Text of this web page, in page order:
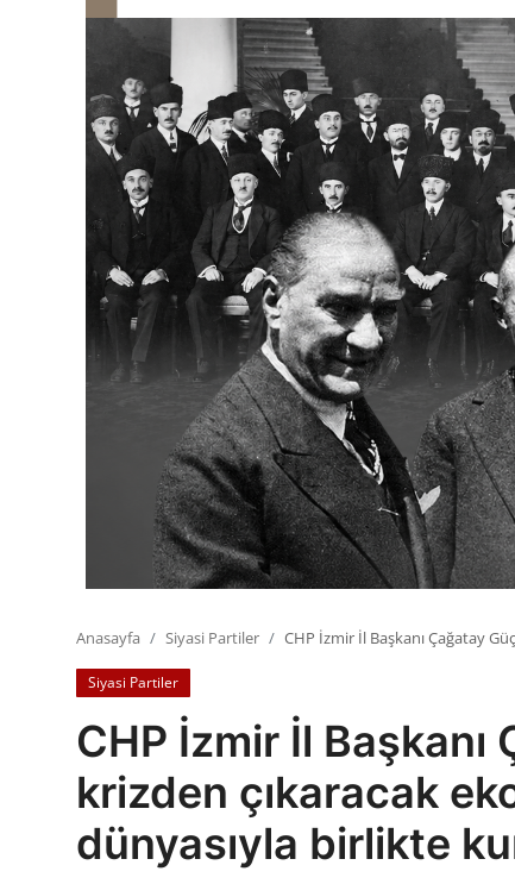
Bakanlıklar
Siyasi Partiler
Mülki İdare
Toplum ve Yaşam
Sivil Toplum Kuruluşları
Kamu Kurumları ve Üst Kurullar
Anasayfa Siyasi Partiler CHP İzmir İl Başkanı Çağatay
Siyasi Partiler
CHP İzmir İl Başkanı
krizden çıkaracak
dünyasıyla birlikte